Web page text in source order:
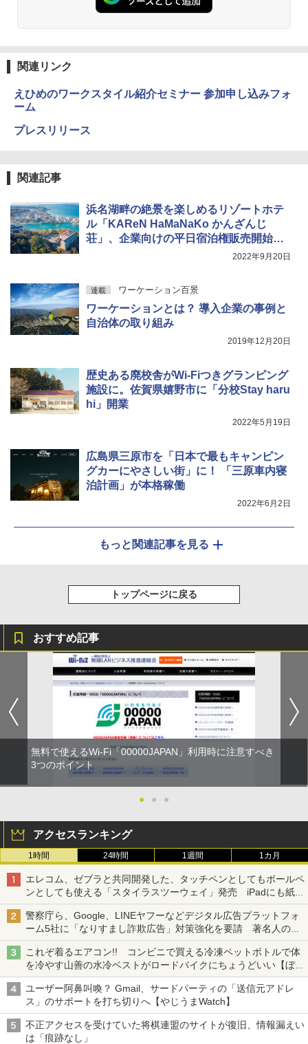
関連リンク
えひめのワークスタイル紹介セミナー 参加申し込みフォ
ーム
プレスリリース
関連記事
浜名湖畔の絶景を楽しめるリゾートホテ
ル「KAReN HaMaNaKo かんざんじ
荘」、企業向けの平日宿泊権販売開始。
健康＋ワーケーションの新スタイルを提
2022年9月20日
連載 ワーケーション百景
ワーケーションとは？ 導入企業の事例と
自治体の取り組み
2019年12月20日
歴史ある廃校舎がWi-Fiつきグランピング
施設に。佐賀県嬉野市に「分校Stay haru
hi」開業
2022年5月19日
広島県三原市を「日本で最もキャンピン
グカーにやさしい街」に！ 「三原車内寝
泊計画」が本格稼働
2022年6月2日
もっと関連記事を見る
トップページに戻る
おすすめ記事
無料で使えるWi-Fi「00000JAPAN」利用時に注意すべき
3つのポイント
● ● ●
アクセスランキング
1時間 24時間 1週間 1カ月
エレコム、ゼブラと共同開発した、タッチペンとしてもボールペ
ンとしても使える「スタイラスツーウェイ」発売 iPadにも紙に
も、持ち替えずに書き込める
警察庁ら、Google、LINEヤフーなどデジタル広告プラットフォ
ーム5社に「なりすまし詐欺広告」対策強化を要請 著名人の写
真や映像を使った投資詐欺などへの対策として
これぞ着るエアコン!! コンビニで買える冷凍ペットボトルで体
を冷やす山善の水冷ベストがロードバイクにちょうどいい【ぼっ
ち・ざ・ろーど！その14】【空いた時間でなにしてる？】
ユーザー阿鼻叫喚？ Gmail、サードパーティの「送信元アドレ
ス」のサポートを打ち切りへ【やじうまWatch】
不正アクセスを受けていた将棋連盟のサイトが復旧、情報漏えい
は「痕跡なし」